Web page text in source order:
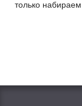
только